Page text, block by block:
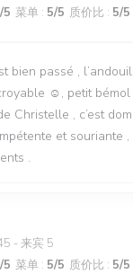
/5 菜单 : 5/5 质价比 : 5/5
bien passé ,
☺️, petit bémol
Christelle , c’est
et souriante
.
- 来宾 5
/5 菜单 : 5/5 质价比 : 5/5